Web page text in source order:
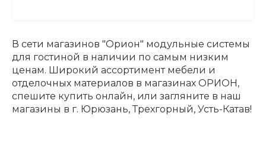
В сети магазинов "Орион" модульные системы
для гостиной в наличии по самым низким
ценам. Широкий ассортимент мебели и
отделочных материалов в магазинах ОРИОН,
спешите купить онлайн, или загляните в наш
магазины в г. Юрюзань, Трехгорный, Усть-Катав!